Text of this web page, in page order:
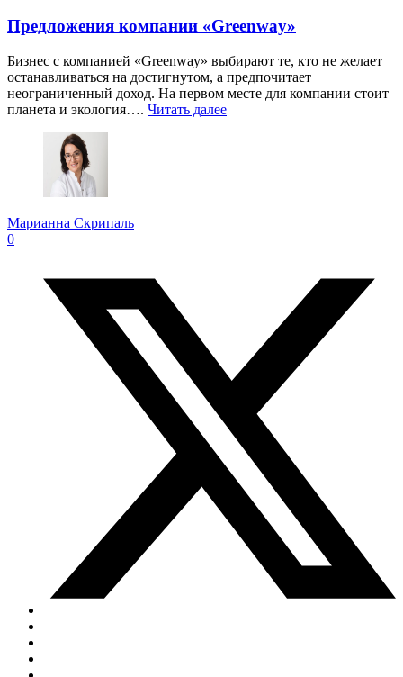
Предложения компании «Greenway»
Бизнес с компанией «Greenway» выбирают те, кто не желает
останавливаться на достигнутом, а предпочитает
неограниченный доход. На первом месте для компании стоит
планета и экология…. Читать далее
Марианна Скрипаль
0